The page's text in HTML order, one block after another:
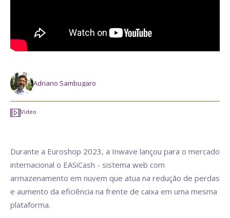
Adriano Sambugaro
Video
Durante a Euroshop 2023, a Inwave lançou para o mercado
internacional o EASiCash - sistema web com
armazenamento em nuvem que atua na redução de perdas
e aumento da eficiência na frente de caixa em uma mesma
plataforma.